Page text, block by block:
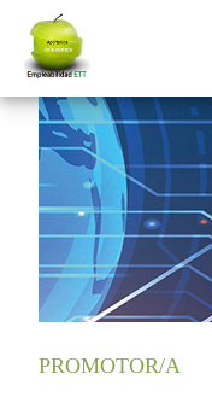
PROMOTOR/A